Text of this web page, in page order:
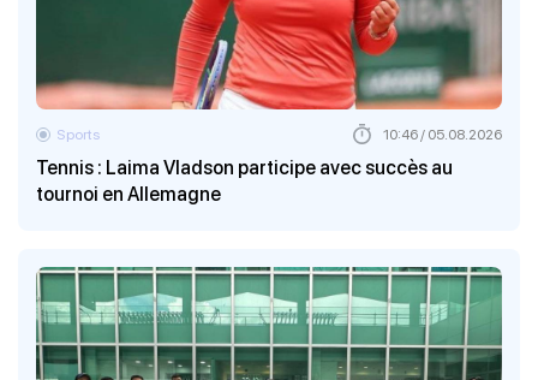
Tennis : Laima Vladson participe avec succès au
tournoi en Allemagne
Sports 10:46 / 05.08.2026